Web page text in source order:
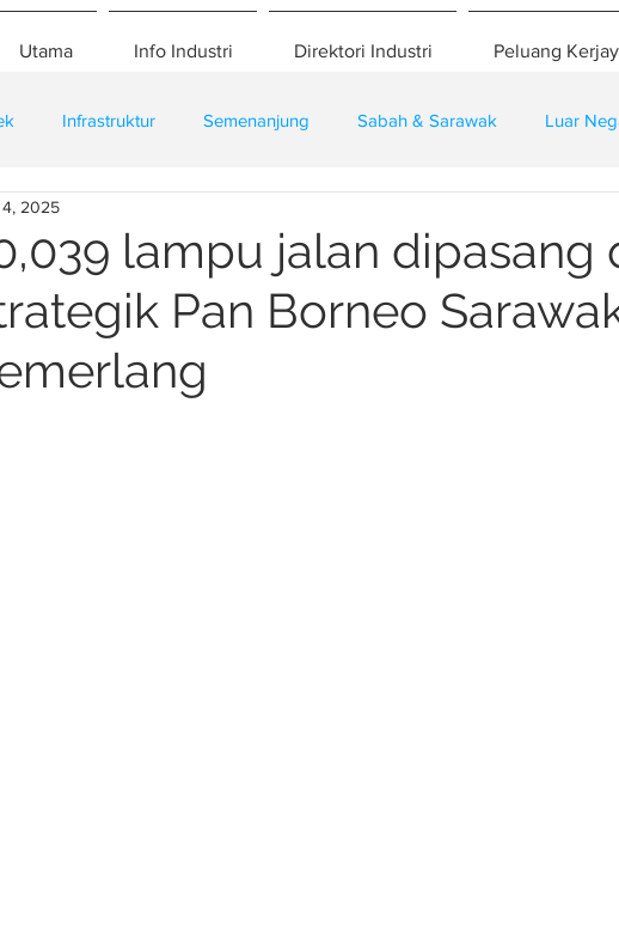
Utama Info Industri Direktori Industri Peluang
Infrastruktur Semenanjung Sabah & Sarawak Luar
Kontraktor
lampu jalan dipasang
Pan Borneo
4, 2025